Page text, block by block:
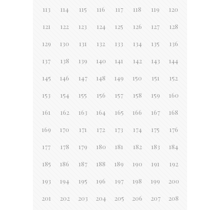
113 114 115 116 117 118 119 120
121 122 123 124 125 126 127 128
129 130 131 132 133 134 135 136
137 138 139 140 141 142 143 144
145 146 147 148 149 150 151 152
153 154 155 156 157 158 159 160
161 162 163 164 165 166 167 168
169 170 171 172 173 174 175 176
177 178 179 180 181 182 183 184
185 186 187 188 189 190 191 192
193 194 195 196 197 198 199 200
201 202 203 204 205 206 207 208